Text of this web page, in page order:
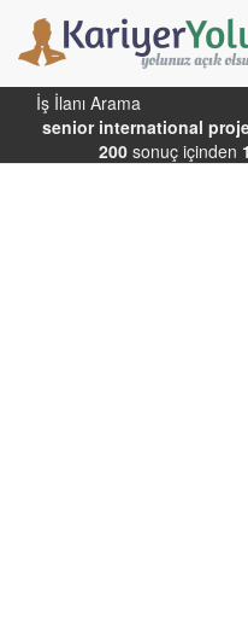
İş İlanı Arama
senior international
200 sonuç içinden